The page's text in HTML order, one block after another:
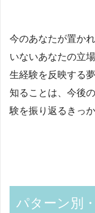
今のあなたが置か
いないあなたの立
生経験を反映する
知ることは、今後
験を振り返るきっ
パターン別